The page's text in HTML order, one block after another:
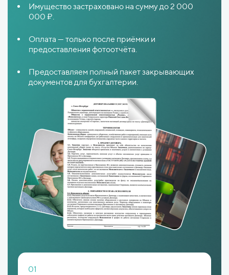
Имущество застраховано на сумму до 2 000
000 ₽.
Оплата — только после приёмки и
предоставления фотоотчёта.
Предоставляем полный пакет закрывающих
документов для бухгалтерии.
01